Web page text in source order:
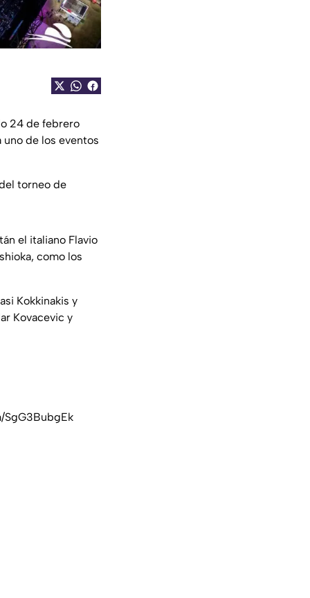
24 de febrero
uno de los eventos
torneo de
el italiano Flavio
como los
Kokkinakis y
Kovacevic y